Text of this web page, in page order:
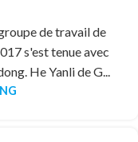
de travail de
s'est tenue avec
He Yanli de G...